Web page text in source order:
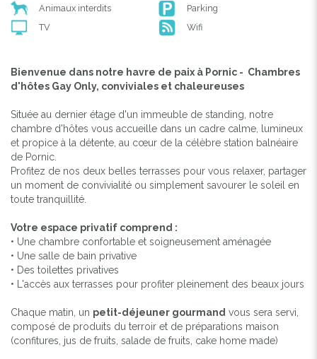
Animaux interdits
Parking
TV
Wifi
Bienvenue dans notre havre de paix à Pornic - Chambres
d'hôtes Gay Only, conviviales et chaleureuses
Située au dernier étage d'un immeuble de standing, notre
chambre d'hôtes vous accueille dans un cadre calme, lumineux
et propice à la détente, au cœur de la célèbre station balnéaire
de Pornic.
Profitez de nos deux belles terrasses pour vous relaxer, partager
un moment de convivialité ou simplement savourer le soleil en
toute tranquillité.
Votre espace privatif comprend :
• Une chambre confortable et soigneusement aménagée
• Une salle de bain privative
• Des toilettes privatives
• L'accès aux terrasses pour profiter pleinement des beaux jours
Chaque matin, un petit-déjeuner gourmand vous sera servi,
composé de produits du terroir et de préparations maison
(confitures, jus de fruits, salade de fruits, cake home made)